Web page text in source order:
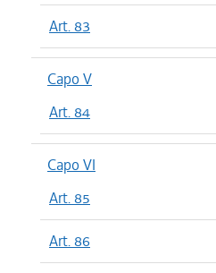
Art. 83
Capo V
Art. 84
Capo VI
Art. 85
Art. 86